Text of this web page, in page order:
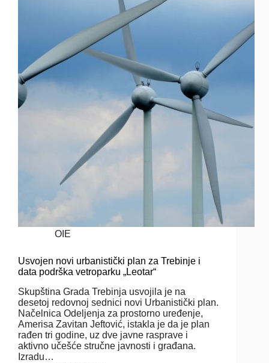
OIE
Usvojen novi urbanistički plan za Trebinje i
data podrška vetroparku „Leotar“
Skupština Grada Trebinja usvojila je na
desetoj redovnoj sednici novi Urbanistički plan.
Načelnica Odeljenja za prostorno uređenje,
Amerisa Zavitan Jeftović, istakla je da je plan
rađen tri godine, uz dve javne rasprave i
aktivno učešće stručne javnosti i građana.
Izradu…